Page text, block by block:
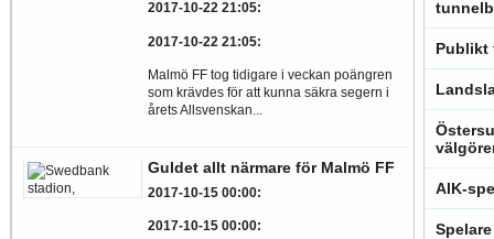
2017-10-22 21:05:
2017-10-22 21:05:
Malmö FF tog tidigare i veckan poängren
som krävdes för att kunna säkra segern i
årets Allsvenskan...
Guldet allt närmare för Malmö FF
2017-10-15 00:00:
2017-10-15 00:00:
Publikt
AIK-